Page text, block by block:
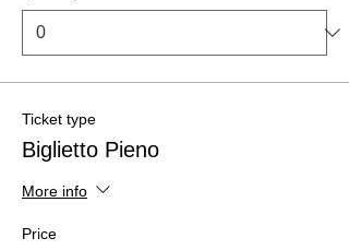
Ticket type
Biglietto Pieno
More info
Price